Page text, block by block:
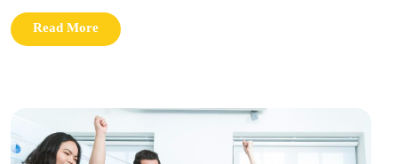
Read More